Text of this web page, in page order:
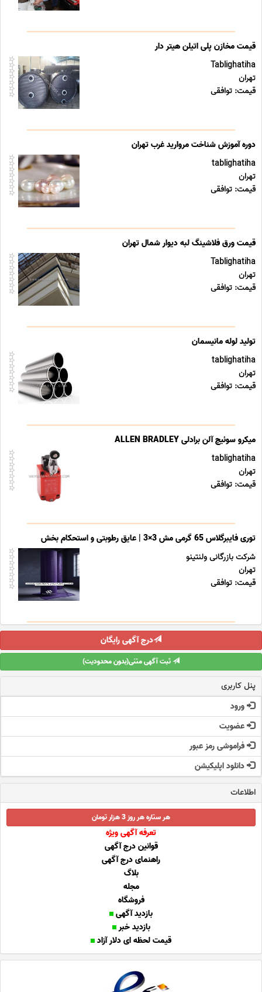
قیمت مخازن پلی اتیلن هیتر دار
Tablighatiha
تهران
قیمت: توافقی
دوره آموزش شناخت مروارید غرب تهران
tablighatiha
تهران
قیمت: توافقی
قیمت ورق فلاشینگ لبه دیوار شمال تهران
Tablighatiha
تهران
قیمت: توافقی
تولید لوله مانیسمان
tablighatiha
تهران
قیمت: توافقی
میکرو سوئیچ آلن برادلی ALLEN BRADLEY
tablighatiha
تهران
قیمت: توافقی
توری فایبرگلاس 65 گرمی مش 3×3 | عایق رطوبتی و استحکام بخش
شرکت بازرگانی ولنتینو
تهران
قیمت: توافقی
درج آگهی رایگان
ثبت آگهی متنی(بدون محدودیت)
پنل کاربری
ورود
عضویت
فراموشی رمز عبور
دانلود اپلیکیشن
اطلاعات
هر ستاره هر روز 3 هزار تومان
تعرفه آگهی ویژه
قوانین درج آگهی
راهنمای درج آگهی
بلاگ
مجله
فروشگاه
بازدید آگهی
بازدید خبر
قیمت لحظه ای دلار آزاد